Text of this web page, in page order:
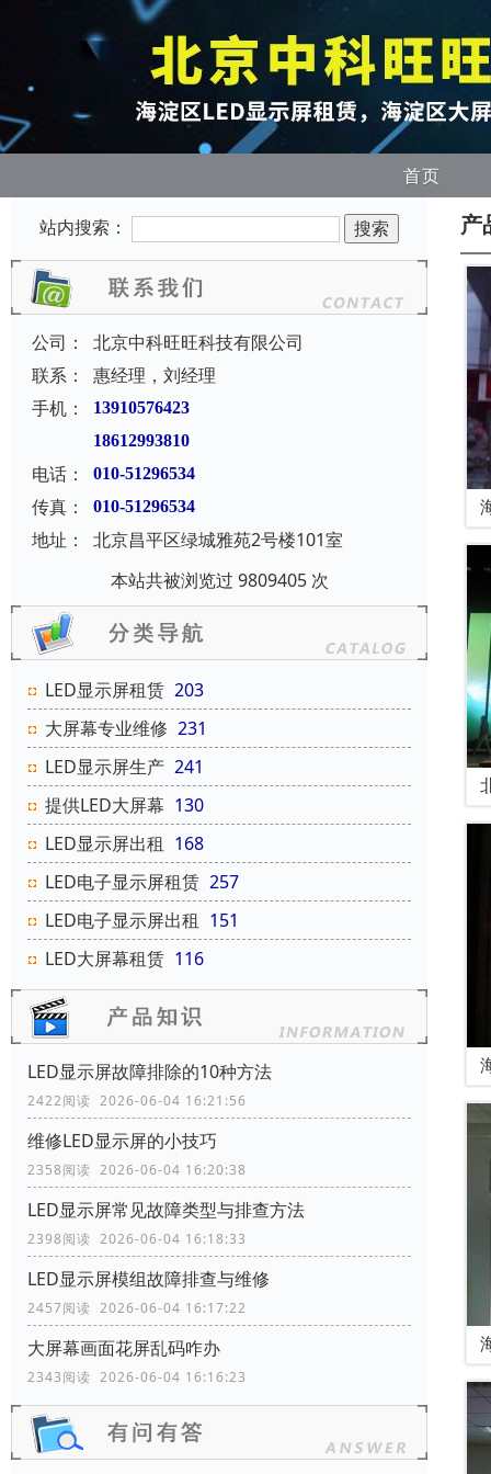
首页
站内搜索：
公司：
北京中科旺旺科技有限公司
联系：
惠经理，刘经理
手机：
13910576423
18612993810
电话： 010-51296534
传真： 010-51296534
地址：
北京昌平区绿城雅苑2号楼101室
本站共被浏览过 9809405 次
LED显示屏租赁 203
大屏幕专业维修 231
LED显示屏生产 241
提供LED大屏幕 130
LED显示屏出租 168
LED电子显示屏租赁 257
LED电子显示屏出租 151
LED大屏幕租赁 116
LED显示屏故障排除的10种方法
2422阅读 2026-06-04 16:21:56
维修LED显示屏的小技巧
2358阅读 2026-06-04 16:20:38
LED显示屏常见故障类型与排查方法
2398阅读 2026-06-04 16:18:33
LED显示屏模组故障排查与维修
2457阅读 2026-06-04 16:17:22
大屏幕画面花屏乱码咋办
2343阅读 2026-06-04 16:16:23
产